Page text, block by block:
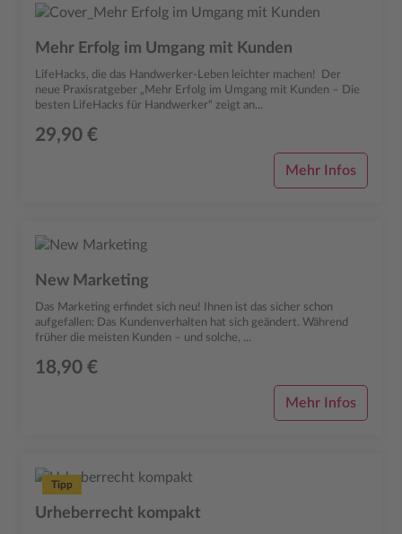
Mehr Erfolg im Umgang mit Kunden
LifeHacks, die das Handwerker-Leben leichter machen! Der
neue Praxisratgeber „Mehr Erfolg im Umgang mit Kunden – Die
besten LifeHacks für Handwerker“ zeigt an...
29,90 €
Mehr Infos
New Marketing
Das Marketing erfindet sich neu! Ihnen ist das sicher schon
aufgefallen: Das Kundenverhalten hat sich geändert. Während
früher die meisten Kunden – und solche, ...
18,90 €
Mehr Infos
Tipp
Urheberrecht kompakt